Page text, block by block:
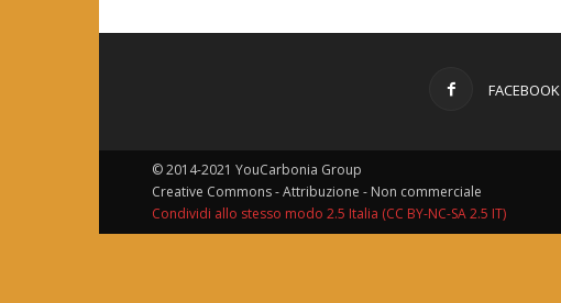
FACEBOOK
© 2014-2021 YouCarbonia Group
Creative Commons - Attribuzione - Non commerciale
Condividi allo stesso modo 2.5 Italia (CC BY-NC-SA 2.5 IT)